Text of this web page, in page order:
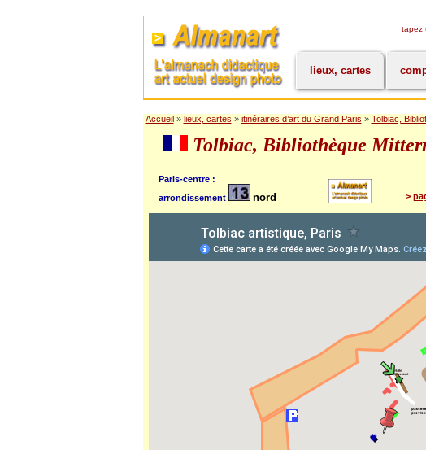
tapez
lieux, cartes
Accueil» lieux, cartes » itinéraires d’art du Grand Paris » Tolbiac,
Tolbiac, Bibliothèque
Paris-centre :
arrondissement
nord >